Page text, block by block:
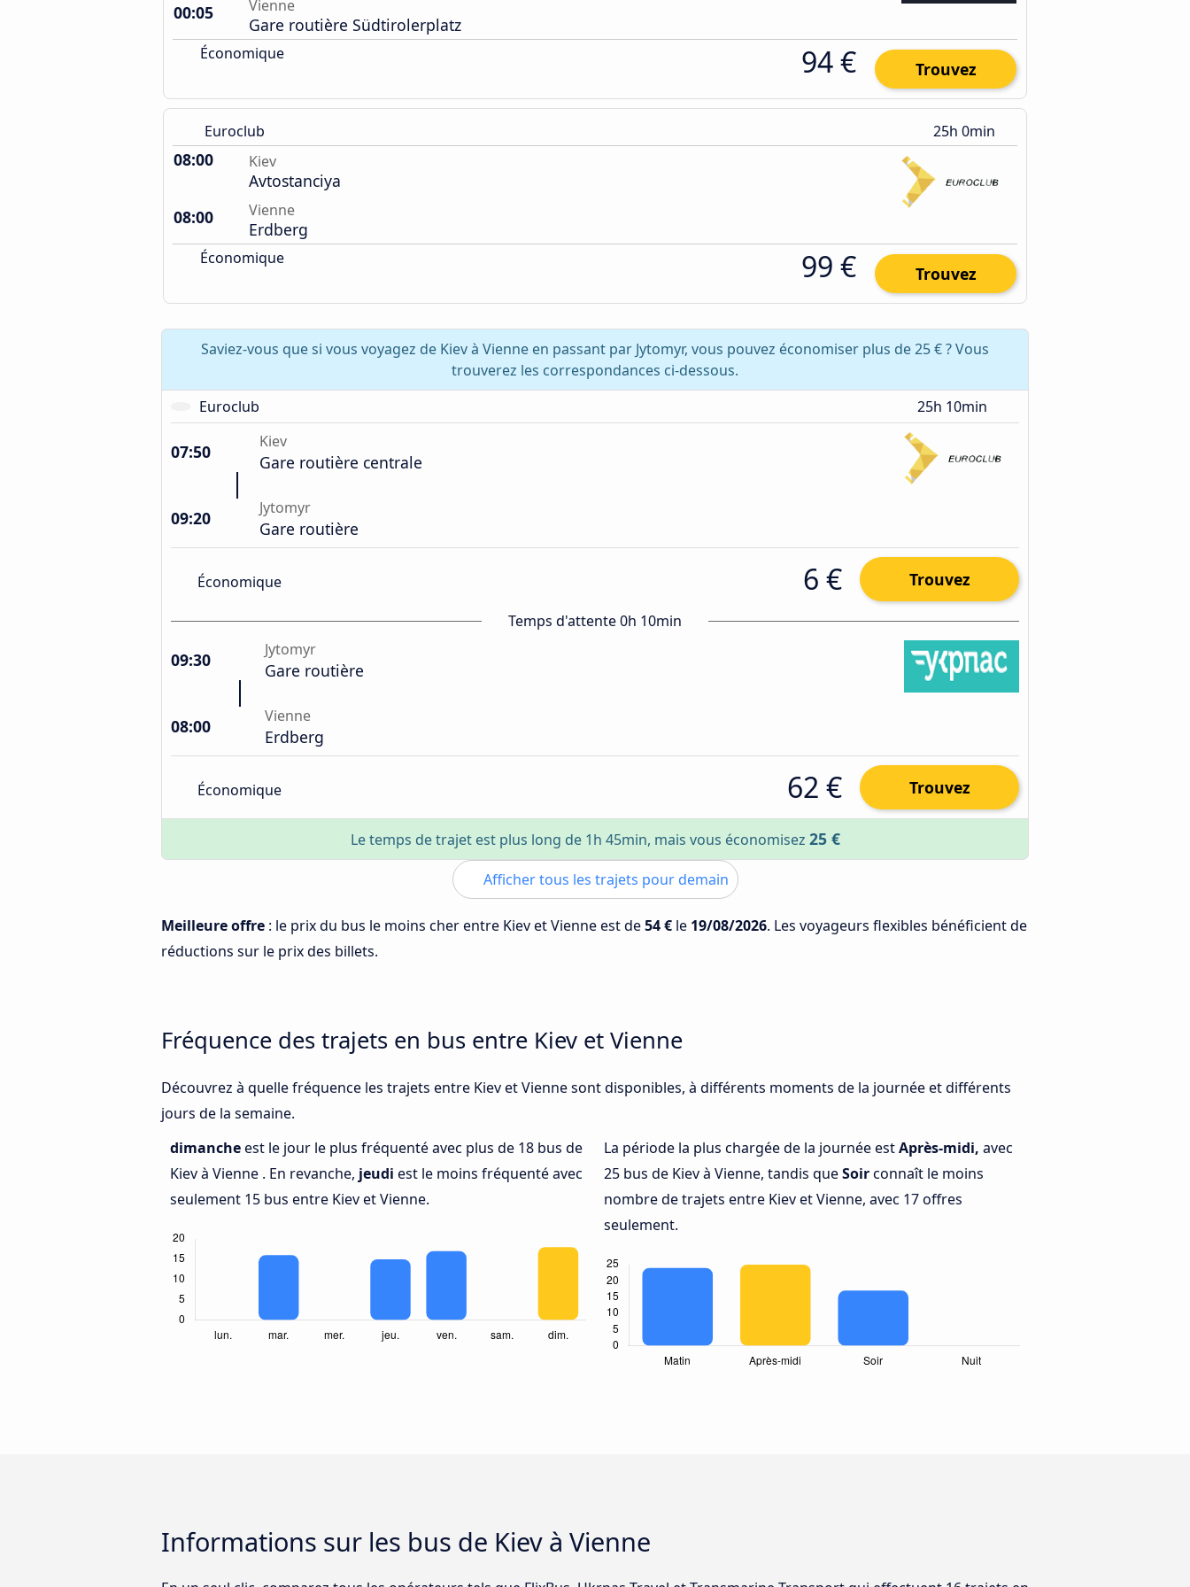
00:05
Vienne
Gare routière Südtirolerplatz
Économique 94 € Trouvez
Euroclub 25h 0min
08:00 Kiev
Avtostanciya
08:00
Vienne
Erdberg
Économique 99 € Trouvez
Saviez-vous que si vous voyagez de Kiev à Vienne en passant par Jytomyr, vous pouvez économiser plus de 25 € ? Vous
trouverez les correspondances ci-dessous.
Euroclub
25h 10min
07:50 Kiev
Gare routière centrale
09:20 Jytomyr
Gare routière
Économique 6 € Trouvez
Temps d'attente 0h 10min
09:30 Jytomyr
Gare routière
08:00 Vienne
Erdberg
Économique 62 € Trouvez
Le temps de trajet est plus long de 1h 45min, mais vous économisez 25 €
Afficher tous les trajets pour demain
Meilleure offre : le prix du bus le moins cher entre Kiev et Vienne est de54 € le 19/08/2026. Les voyageurs flexibles bénéficient de
réductions sur le prix des billets.
Fréquence des trajets en bus entre Kiev et Vienne
Découvrez à quelle fréquence les trajets entre Kiev et Vienne sont disponibles, à différents moments de la journée et différents
jours de la semaine.
dimancheest le jour le plus fréquenté avec plus de 18 bus de
Kiev à Vienne . En revanche, jeudi est le moins fréquenté avec
seulement 15 bus entre Kiev et Vienne.
La période la plus chargée de la journée estAprès-midi, avec
25 bus de Kiev à Vienne, tandis queSoirconnaît le moins
nombre de trajets entre Kiev et Vienne, avec 17 offres
seulement.
Informations sur les bus de Kiev à Vienne